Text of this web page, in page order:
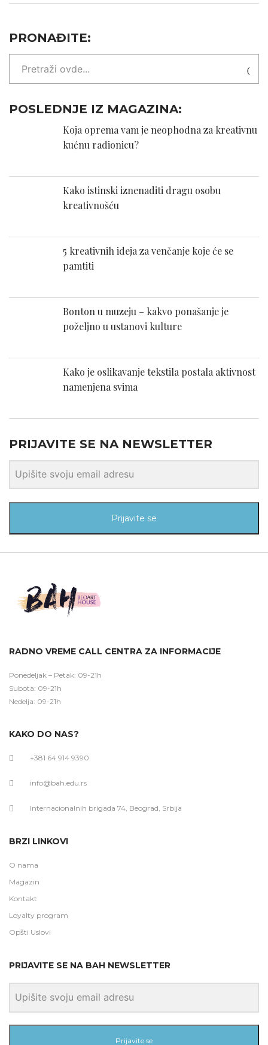
PRONAĐITE:
POSLEDNJE IZ MAGAZINA:
Koja oprema vam je neophodna za kreativnu
kućnu radionicu?
Kako istinski iznenaditi dragu osobu
kreativnošću
5 kreativnih ideja za venčanje koje će se
pamtiti
Bonton u muzeju – kakvo ponašanje je
poželjno u ustanovi kulture
Kako je oslikavanje tekstila postala aktivnost
namenjena svima
PRIJAVITE SE NA NEWSLETTER
Prijavite se
RADNO VREME CALL CENTRA ZA INFORMACIJE
Ponedeljak – Petak: 09-21h
Subota: 09-21h
Nedelja: 09-21h
KAKO DO NAS?
+381 64 914 9390
info@bah.edu.rs
Internacionalnih brigada 74, Beograd, Srbija
BRZI LINKOVI
O nama
Magazin
Kontakt
Loyalty program
Opšti Uslovi
PRIJAVITE SE NA BAH NEWSLETTER
Prijavite se